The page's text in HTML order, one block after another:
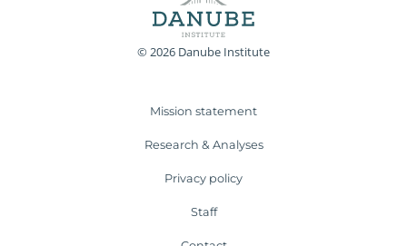
© 2026 Danube Institute
Mission statement
Research & Analyses
Privacy policy
Staff